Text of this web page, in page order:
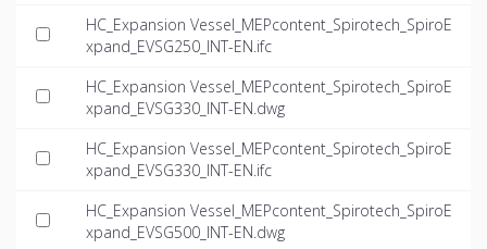
HC_Expansion Vessel_MEPcontent_Spirotech_SpiroE
xpand_EVSG250_INT-EN.ifc
HC_Expansion Vessel_MEPcontent_Spirotech_SpiroE
xpand_EVSG330_INT-EN.dwg
HC_Expansion Vessel_MEPcontent_Spirotech_SpiroE
xpand_EVSG330_INT-EN.ifc
HC_Expansion Vessel_MEPcontent_Spirotech_SpiroE
xpand_EVSG500_INT-EN.dwg